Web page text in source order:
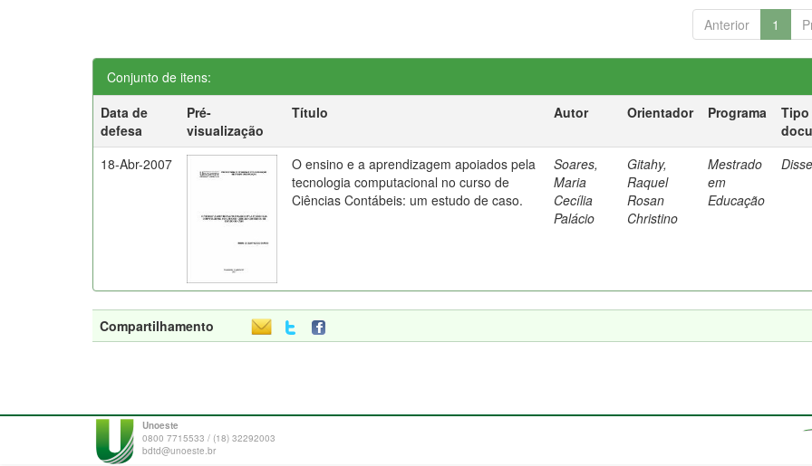
Anterior 1
Conjunto de itens:
Data de
defesa
Pré-
visualização
Título Autor Orientador Programa
Tipo
18-Abr-2007
O ensino e a aprendizagem apoiados pela
tecnologia computacional no curso de
Ciências Contábeis: um estudo de caso.
Soares,
Maria
Cecília
Palácio
Gitahy,
Raquel
Rosan
Christino
Mestrado
em
Educação
Compartilhamento
Unoeste
0800 7715533 / (18) 32292003
bdtd@unoeste.br